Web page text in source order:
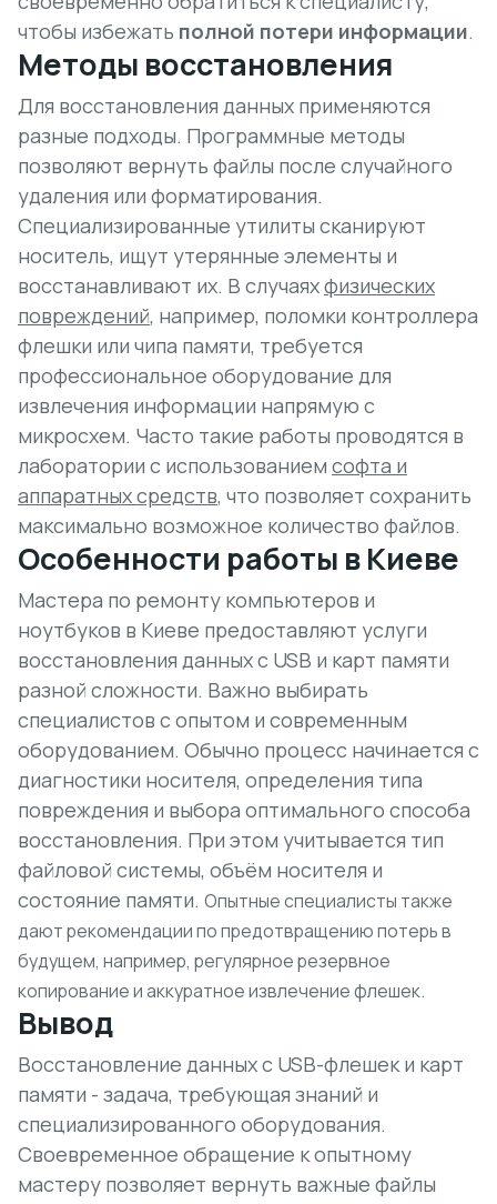
чтобы избежать полной потери информации.
Методы восстановления
Для восстановления данных применяются
разные подходы. Программные методы
позволяют вернуть файлы после случайного
удаления или форматирования.
Специализированные утилиты сканируют
носитель, ищут утерянные элементы и
восстанавливают их. В случаяхфизических
повреждений, например, поломки контроллера
флешки или чипа памяти, требуется
профессиональное оборудование для
извлечения информации напрямую с
микросхем. Часто такие работы проводятся в
лаборатории с использованием софта и
аппаратных средств, что позволяет сохранить
максимально возможное количество файлов.
Особенности работы в Киеве
Мастера по ремонту компьютеров и
ноутбуков в Киеве предоставляют услуги
восстановления данных с USB и карт памяти
разной сложности. Важно выбирать
специалистов с опытом и современным
оборудованием. Обычно процесс начинается с
диагностики носителя, определения типа
повреждения и выбора оптимального способа
восстановления. При этом учитывается тип
файловой системы, объём носителя и
состояние памяти. Опытные специалисты также
дают рекомендации по предотвращению потерь в
будущем, например, регулярное резервное
копирование и аккуратное извлечение флешек.
Вывод
Восстановление данных с USB-флешек и карт
памяти - задача, требующая знаний и
специализированного оборудования.
Своевременное обращение к опытному
мастеру позволяет вернуть важные файлы